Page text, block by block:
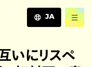
JA
EN
ZH
いにリスペ